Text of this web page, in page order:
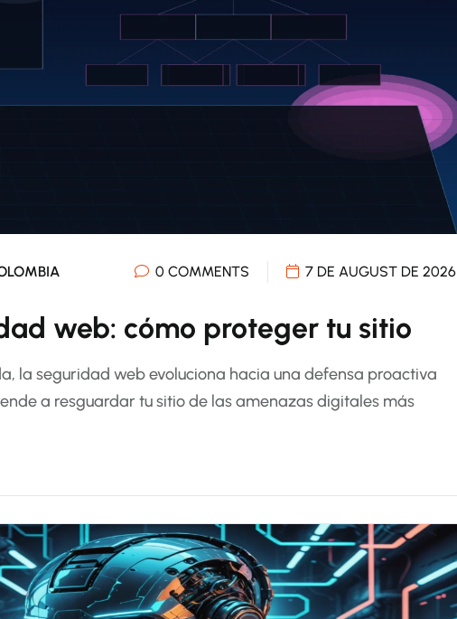
0 COMMENTS 7 DE AUGUST DE 2026
web: cómo proteger tu sitio
la seguridad web evoluciona hacia una defensa proactiva
a resguardar tu sitio de las amenazas digitales más